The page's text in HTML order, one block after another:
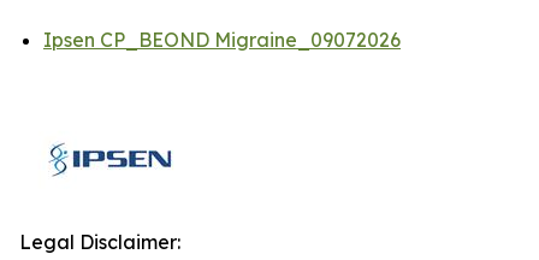
Ipsen CP_BEOND Migraine_09072026
Legal Disclaimer: